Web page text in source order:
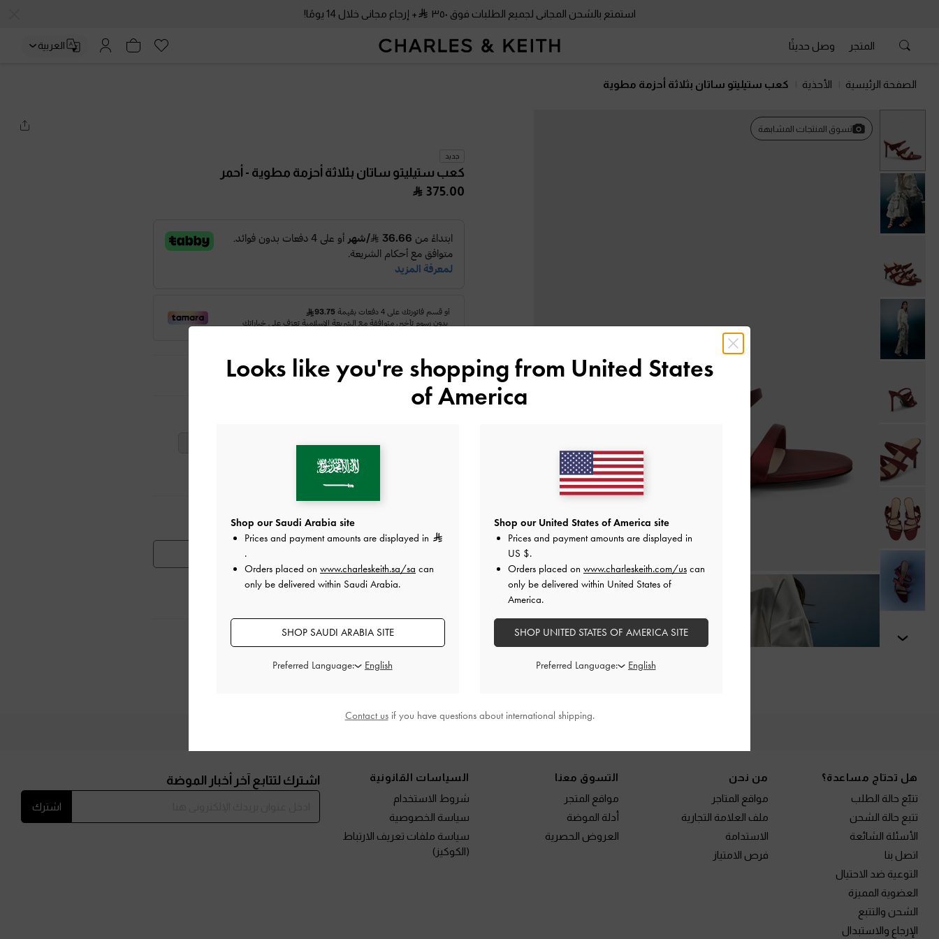
استمتع بالشحن المجاني لجميع الطلبات فوق ٣٥٠ + إرجاع مجاني خلال 14 يومًا!
المتجر وصل حديثًا العربية
الصفحة الرئيسية الأحذية كعب ستيليتو ساتان بثلاثة أحزمة مطوية
تسوق المنتجات المشابهة
جديد
كعب ستيليتو ساتان بثلاثة أحزمة مطوية - أحمر
375.00
اللون:أحمر
36
37
عرض منتجاتٍ مشابهة
أضف إلى قائمة الرغبات
ملاحظات المحرر
تفاصيل المنتج
الشحن والإرجاع
هل تحتاج مساعدة؟
تتبّع حالة الطلب
تتبع حالة الشحن
الأسئلة الشائعة
اتصل بنا
التوعية ضد الاحتيال
العضوية المميزة
الشحن والتتبع
الإرجاع والاستبدال
من نحن
مواقع المتاجر
ملف العلامة التجارية
الاستدامة
فرص الامتياز
التسوق معنا
مواقع المتجر
أدلة الموضة
العروض الحصرية
السياسات القانونية
شروط الاستخدام
سياسة الخصوصية
سياسة ملفات تعريف الارتباط
(الكوكيز)
اشترك لتتابع آخر أخبار الموضة
اشترك
Looks like you're shopping from United States
of America
Shop our Saudi Arabia site
Prices and payment amounts are displayed in
.
Orders placed on www.charleskeith.sa/sa can
only be delivered within Saudi Arabia.
SHOP SAUDI ARABIA SITE
Preferred Language:
Shop our United States of America site
Prices and payment amounts are displayed in
US $.
Orders placed on www.charleskeith.com/us can
only be delivered within United States of
America.
SHOP UNITED STATES OF AMERICA SITE
Preferred Language:
Contact usif you have questions about international shipping.